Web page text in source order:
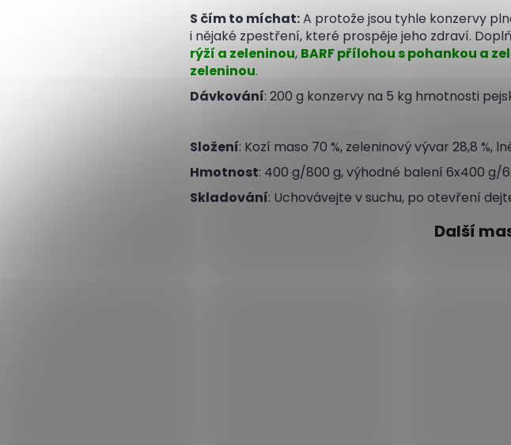
S čím to míchat:A protože jsou tyhle konzervy
i nějaké zpestření, které prospěje jeho zdraví.
rýží a zeleninou, BARF přílohou s pohankou a
zeleninou.
Dávkování: 200 g konzervy na 5 kg hmotnosti
Složení: Kozí maso 70 %, zeleninový vývar 28,8 %,
Hmotnost: 400 g/800 g, výhodné balení 6x400 g/
Skladování: Uchovávejte v suchu, po otevření
Další